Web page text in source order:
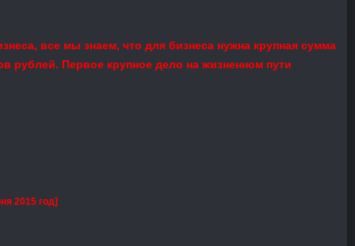
все мы знаем, что для бизнеса нужна крупная сумма
рублей. Первое крупное дело на жизненном пути
2015 год]